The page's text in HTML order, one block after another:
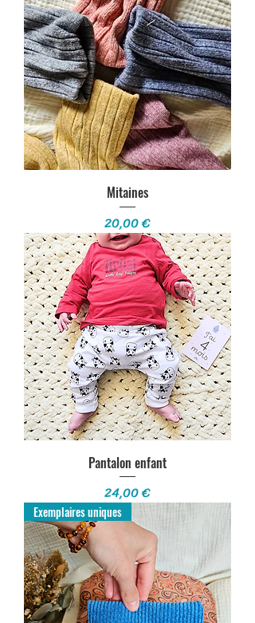
Mitaines
Prix
20,00 €
Pantalon enfant
Prix
24,00 €
Exemplaires uniques